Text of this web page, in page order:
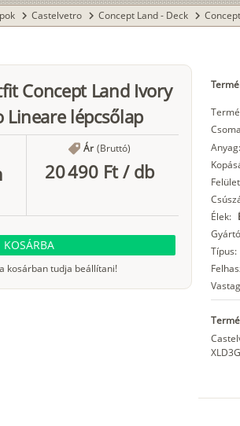
chevron_right Castelvetro chevron_right Concept Land - Deck chevron_right
Concept Land Ivory
Lineare lépcsőlap
Ár (Bruttó)
20 490 Ft/ db
KOSÁRBA
kosárban tudja beállítani!
Anyag:
Élek:
Típus: